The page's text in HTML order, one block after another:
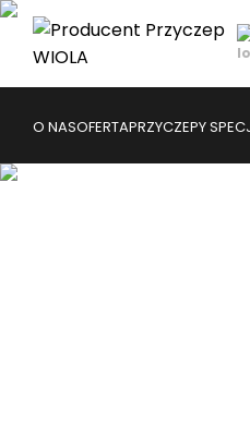
O NASOFERTAPRZYCZEPY